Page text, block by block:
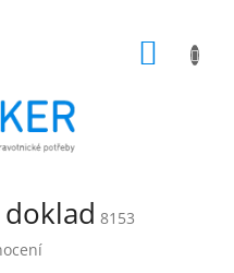
8153